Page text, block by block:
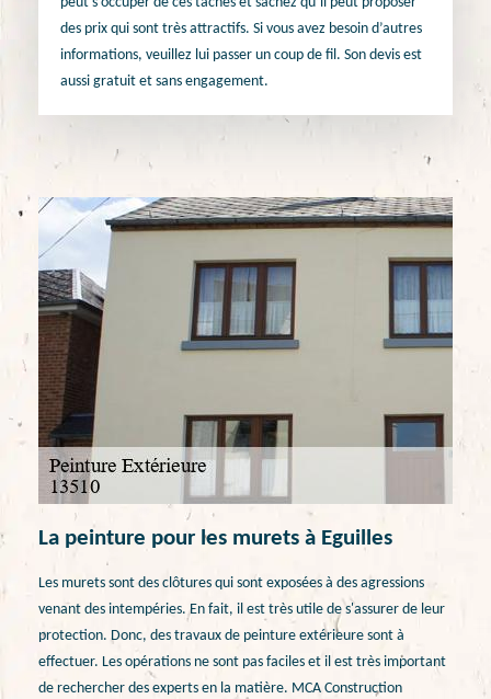
des prix qui sont très attractifs. Si vous avez besoin d’autres
informations, veuillez lui passer un coup de fil. Son devis est
aussi gratuit et sans engagement.
La peinture pour les murets à Eguilles
Les murets sont des clôtures qui sont exposées à des agressions
venant des intempéries. En fait, il est très utile de s'assurer de leur
protection. Donc, des travaux de peinture extérieure sont à
effectuer. Les opérations ne sont pas faciles et il est très important
de rechercher des experts en la matière. MCA Construction